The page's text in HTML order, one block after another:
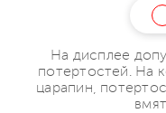
На дисплее
потертостей. На
царапин,